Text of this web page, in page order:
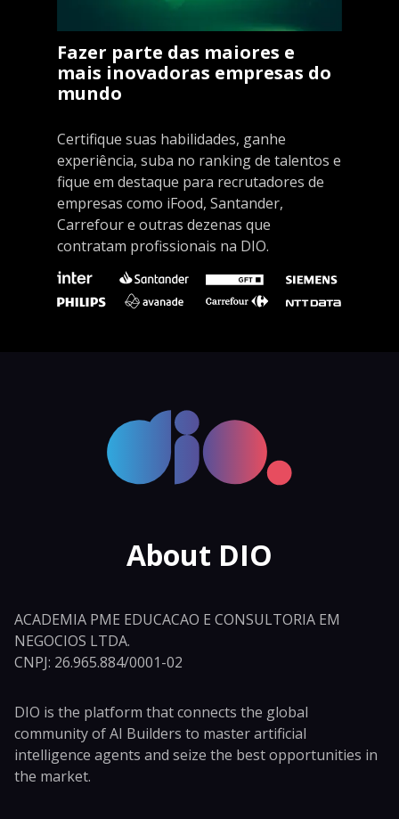
Fazer parte das maiores e
mais inovadoras empresas do
mundo
Certifique suas habilidades, ganhe
experiência, suba no ranking de talentos e
fique em destaque para recrutadores de
empresas como iFood, Santander,
Carrefour e outras dezenas que
contratam profissionais na DIO.
About DIO
ACADEMIA PME EDUCACAO E CONSULTORIA EM
NEGOCIOS LTDA.
CNPJ: 26.965.884/0001-02
DIO is the platform that connects the global
community of AI Builders to master artificial
intelligence agents and seize the best opportunities in
the market.